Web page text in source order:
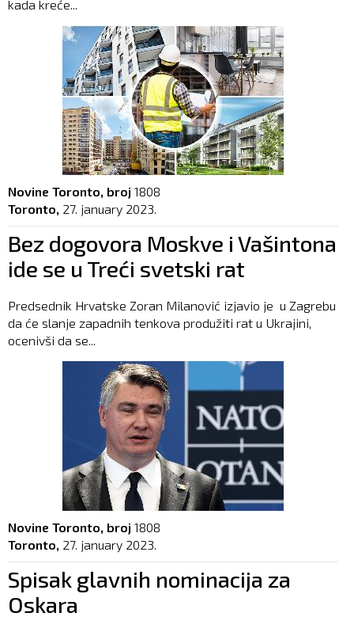
kada kreće...
Novine Toronto, broj 1808
Toronto, 27. january 2023.
Bez dogovora Moskve i Vašintona
ide se u Treći svetski rat
Predsednik Hrvatske Zoran Milanović izjavio je u Zagrebu
da će slanje zapadnih tenkova produžiti rat u Ukrajini,
ocenivši da se...
Novine Toronto, broj 1808
Toronto, 27. january 2023.
Spisak glavnih nominacija za
Oskara